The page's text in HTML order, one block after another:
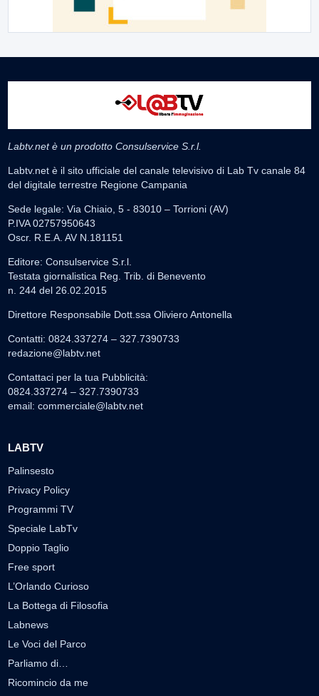
Labtv.net è un prodotto Consulservice S.r.l.
Labtv.net è il sito ufficiale del canale televisivo di Lab Tv canale 84
del digitale terrestre Regione Campania
Sede legale: Via Chiaio, 5 - 83010 – Torrioni (AV)
P.IVA 02757950643
Oscr. R.E.A. AV N.181151
Editore: Consulservice S.r.l.
Testata giornalistica Reg. Trib. di Benevento
n. 244 del 26.02.2015
Direttore Responsabile Dott.ssa Oliviero Antonella
Contatti: 0824.337274 – 327.7390733
redazione@labtv.net
Contattaci per la tua Pubblicità:
0824.337274 – 327.7390733
email: commerciale@labtv.net
LABTV
Palinsesto
Privacy Policy
Programmi TV
Speciale LabTv
Doppio Taglio
Free sport
L’Orlando Curioso
La Bottega di Filosofia
Labnews
Le Voci del Parco
Parliamo di…
Ricomincio da me